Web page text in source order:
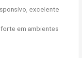
excelente
em ambientes